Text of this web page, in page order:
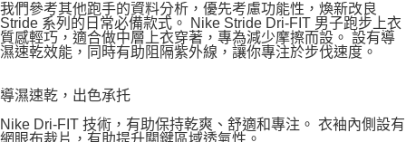
我們參考其他跑手的資料分析，優先考慮功能性，煥新改良
Stride 系列的日常必備款式。 Nike Stride Dri-FIT 男子跑步上衣
質感輕巧，適合做中層上衣穿著，專為減少摩擦而設。 設有導
濕速乾效能，同時有助阻隔紫外線，讓你專注於步伐速度。
導濕速乾，出色承托
Nike Dri-FIT 技術，有助保持乾爽、舒適和專注。 衣袖內側設有
網眼布裁片，有助提升關鍵區域透氣性。